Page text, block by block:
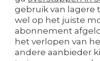
gebruik van lagere
wel op het juiste
abonnement
het verlopen van
andere aanbieder